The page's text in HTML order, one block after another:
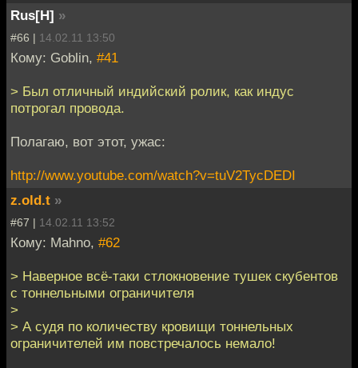
Rus[H] »
#66 | 14.02.11 13:50
Кому: Goblin, #41
> Был отличный индийский ролик, как индус
потрогал провода.
Полагаю, вот этот, ужас:
http://www.youtube.com/watch?v=tuV2TycDEDI
z.old.t »
#67 | 14.02.11 13:52
Кому: Mahno, #62
> Наверное всё-таки стлокновение тушек скубентов
с тоннельными ограничителя
>
> А судя по количеству кровищи тоннельных
ограничителей им повстречалось немало!